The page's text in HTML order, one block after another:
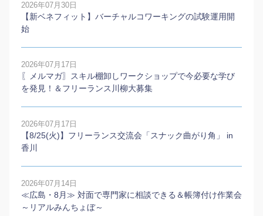
2026年07月30日
【新ベネフィット】バーチャルコワーキングの試験運用開
始
2026年07月17日
〖メルマガ〗スキル棚卸しワークショップで今必要な学び
を発見！＆フリーランス川柳大募集
2026年07月17日
【8/25(火)】フリーランス交流会「スナック曲がり角」 in
香川
2026年07月14日
≪広島・8月≫ 対面で専門家に相談できる＆帳簿付け作業会
～リアルみんちょぼ～